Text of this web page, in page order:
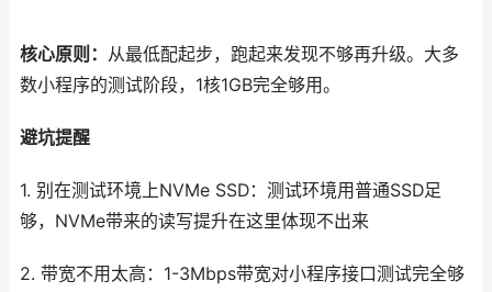
核心原则： 从最低配起步，跑起来发现不够再升级。大多
数小程序的测试阶段，1核1GB完全够用。
避坑提醒
1. 别在测试环境上NVMe SSD：测试环境用普通SSD足
够，NVMe带来的读写提升在这里体现不出来
2. 带宽不用太高：1-3Mbps带宽对小程序接口测试完全够